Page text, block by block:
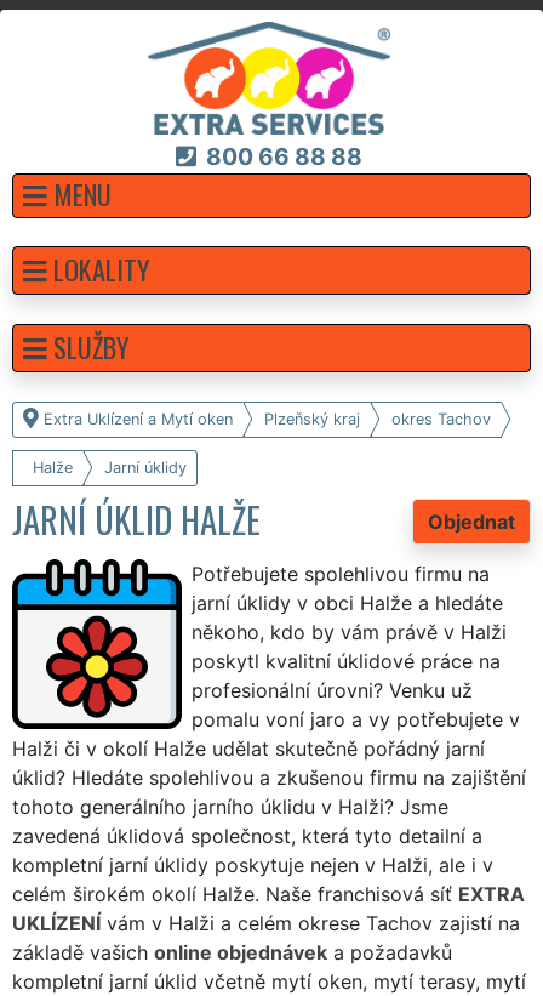
800 66 88 88
MENU
Extra Uklízení a Mytí oken Plzeňský kraj okres Tachov
Halže Jarní úklidy
Objednat
JARNÍ ÚKLID HALŽE
Potřebujete spolehlivou firmu na
jarní úklidy v obci Halže a hledáte
někoho, kdo by vám právě v Halži
poskytl kvalitní úklidové práce na
profesionální úrovni? Venku už
pomalu voní jaro a vy potřebujete v
Halži či v okolí Halže udělat skutečně pořádný jarní
úklid? Hledáte spolehlivou a zkušenou firmu na zajištění
tohoto generálního jarního úklidu v Halži? Jsme
zavedená úklidová společnost, která tyto detailní a
kompletní jarní úklidy poskytuje nejen v Halži, ale i v
celém širokém okolí Halže. Naše franchisová síť EXTRA
UKLÍZENÍ vám v Halži a celém okrese Tachov zajistí na
základě vašich online objednávek a požadavků
kompletní jarní úklid včetně mytí oken, mytí terasy, mytí
LOKALITY
SLUŽBY